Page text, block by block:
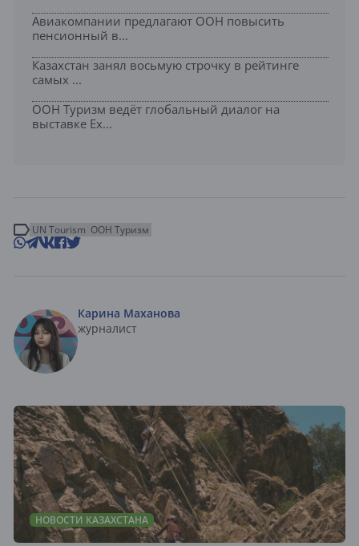
Авиакомпании предлагают ООН повысить
пенсионный в...
Казахстан занял восьмую строчку в рейтинге
самых ...
ООН Туризм ведёт глобальный диалог на
выставке Ex...
UN Tourism ООН Туризм
Карина Маханова
журналист
НОВОСТИ КАЗАХСТАНА